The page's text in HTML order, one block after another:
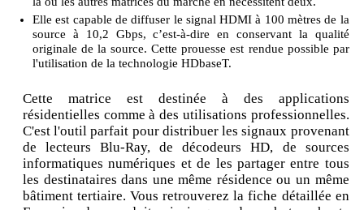
Elle est capable de diffuser le signal HDMI à 100 mètres de la
source à 10,2 Gbps, c’est-à-dire en conservant la qualité
originale de la source. Cette prouesse est rendue possible par
l'utilisation de la technologie HDbaseT.
Cette matrice est destinée à des applications
résidentielles comme à des utilisations professionnelles.
C'est l'outil parfait pour distribuer les signaux provenant
de lecteurs Blu-Ray, de décodeurs HD, de sources
informatiques numériques et de les partager entre tous
les destinataires dans une même résidence ou un même
bâtiment tertiaire. Vous retrouverez la fiche détaillée en